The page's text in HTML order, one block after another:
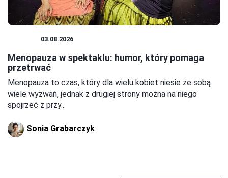
03.08.2026
Menopauza w spektaklu: humor, który pomaga
przetrwać
Menopauza to czas, który dla wielu kobiet niesie ze sobą
wiele wyzwań, jednak z drugiej strony można na niego
spojrzeć z przy...
Sonia Grabarczyk